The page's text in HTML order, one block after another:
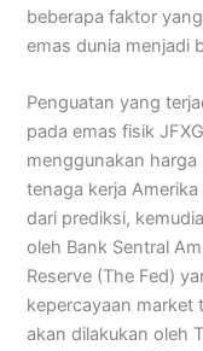
beberapa faktor
emas dunia menjadi
Penguatan yang
pada emas fisik
menggunakan harga
tenaga kerja
dari prediksi,
oleh Bank Sentral
Reserve (The Fed)
kepercayaan market
akan dilakukan oleh